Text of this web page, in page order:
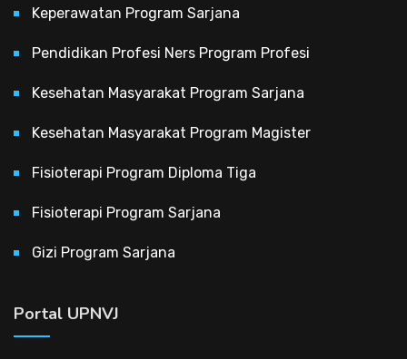
Keperawatan Program Sarjana
Pendidikan Profesi Ners Program Profesi
Kesehatan Masyarakat Program Sarjana
Kesehatan Masyarakat Program Magister
Fisioterapi Program Diploma Tiga
Fisioterapi Program Sarjana
Gizi Program Sarjana
Portal UPNVJ